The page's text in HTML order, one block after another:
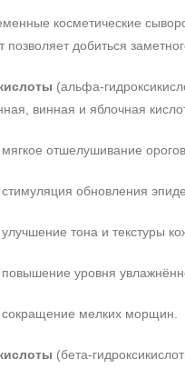
косметические
позволяет добиться
(альфа-
винная и яблочная
мягкое отшелушивание
стимуляция обновления
улучшение тона и текстуры
повышение уровня
сокращение мелких морщин.
(бета-